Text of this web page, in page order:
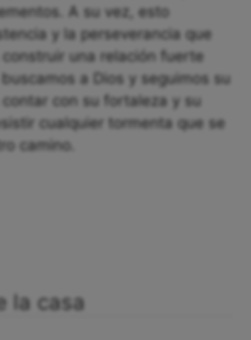
A su vez, esto
y la perseverancia que
una relación fuerte
a Dios y seguimos su
con su fortaleza y su
cualquier tormenta que se
camino.
la casa